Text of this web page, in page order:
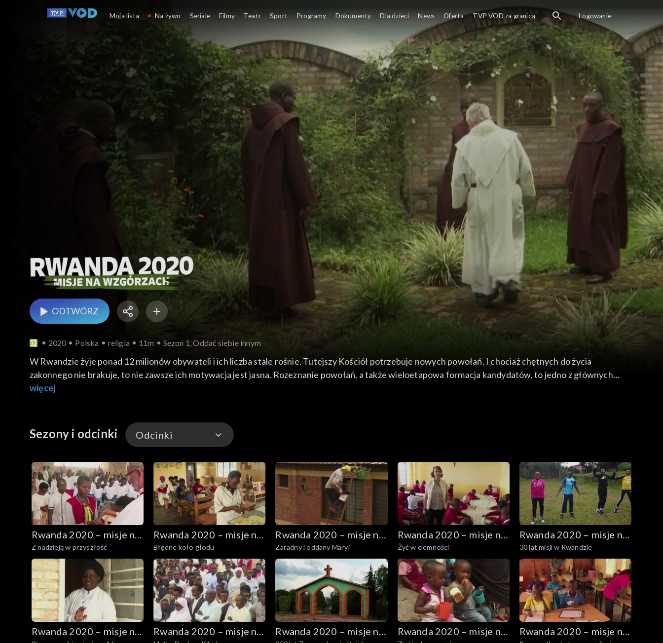
ODTWÓRZ
2020 Polska religia 11m Sezon 1, Oddać siebie innym
W Rwandzie żyje ponad 12 milionów obywateli i ich liczba stale rośnie. Tutejszy Kościół potrzebuje nowych powołań. I chociaż chętnych do życia
zakonnego nie brakuje, to nie zawsze ich motywacja jest jasna. Rozeznanie powołań, a także wieloetapowa formacja kandydatów, to jedno z głównych
zadań polskich misjonarzy w tym kraju.
więcej
Sezony i odcinki Odcinki
Odcinki
Rwanda 2020 – misje na
wzgórzach
Z nadzieją w przyszłość
Rwanda 2020 – misje na
wzgórzach
Błędne koło głodu
Rwanda 2020 – misje na
wzgórzach
Zaradny i oddany Maryi
Rwanda 2020 – misje na
wzgórzach
Żyć w ciemności
Rwanda 2020 – misje na
wzgórzach
30 lat misji w Rwandzie
Rwanda 2020 – misje na
Rwanda 2020 – misje na
Rwanda 2020 – misje na
Rwanda 2020 – misje na
Rwanda 2020 – misje na
Moja lista Na żywo Seriale Filmy Teatr Sport Programy Dokumenty Dla dzieci News Oferta TVP VOD za granicą Logowanie